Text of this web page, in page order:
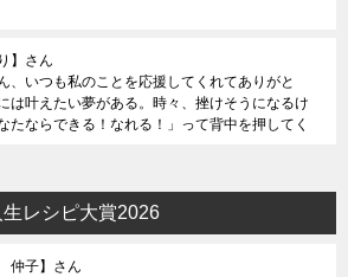
】さん
、いつも私のことを応援してくれてありがと
は叶えたい夢がある。時々、挫けそうになるけ
たならできる！なれる！」って背中を押してく
レシピ大賞2026
仲子】さん